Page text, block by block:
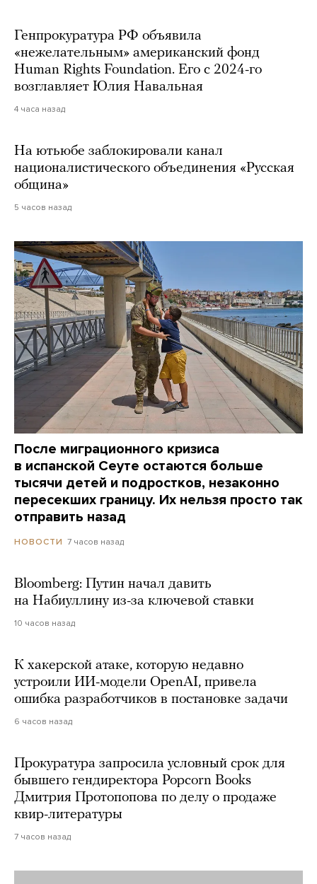
Генпрокуратура РФ объявила
«нежелательным» американский фонд
Human Rights Foundation. Его с 2024-го
возглавляет Юлия Навальная
4 часа назад
На ютьюбе заблокировали канал
националистического объединения «Русская
община»
5 часов назад
После миграционного кризиса
в испанской Сеуте остаются больше
тысячи детей и подростков, незаконно
пересекших границу. Их нельзя просто так
отправить назад
НОВОСТИ 7 часов назад
Bloomberg: Путин начал давить
на Набиуллину из-за ключевой ставки
10 часов назад
К хакерской атаке, которую недавно
устроили ИИ-модели OpenAI, привела
ошибка разработчиков в постановке задачи
6 часов назад
Прокуратура запросила условный срок для
бывшего гендиректора Popcorn Books
Дмитрия Протопопова по делу о продаже
квир-литературы
7 часов назад